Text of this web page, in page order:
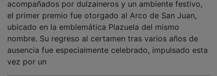
el primer premio fue otorgado al Arco de San Juan,
ubicado en la emblemática Plazuela del mismo
nombre. Su regreso al certamen tras varios años de
ausencia fue especialmente celebrado, impulsado esta
vez por un